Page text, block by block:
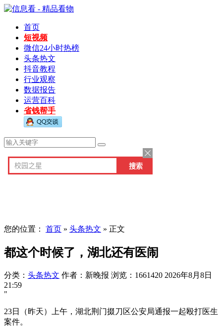
首页
短视频
微信24小时热榜
头条热文
抖音教程
行业观察
数据报告
运营百科
省钱帮手
您的位置： 首页 » 头条热文 » 正文
都这个时候了，湖北还有医闹
分类： 头条热文 作者：新晚报 浏览：1661420 2026年8月8日
21:59
"
23日（昨天）上午，湖北荆门掇刀区公安局通报一起殴打医生
案件。